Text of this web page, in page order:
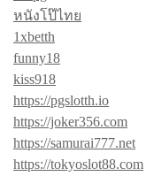
หนังโป๊ไทย
1xbetth
funny18
kiss918
https://pgslotth.io
https://joker356.com
https://samurai777.net
https://tokyoslot88.com